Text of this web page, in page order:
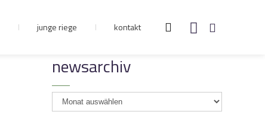
junge riege kontakt
newsarchiv
newsarchiv